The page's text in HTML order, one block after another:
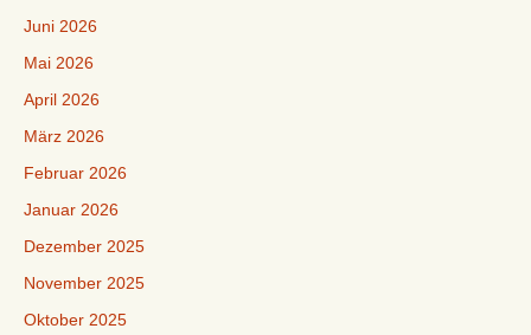
Juni 2026
Mai 2026
April 2026
März 2026
Februar 2026
Januar 2026
Dezember 2025
November 2025
Oktober 2025